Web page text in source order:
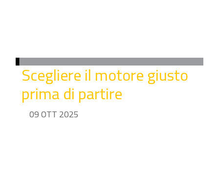
Scegliere il motore giusto
prima di partire
09 OTT 2025